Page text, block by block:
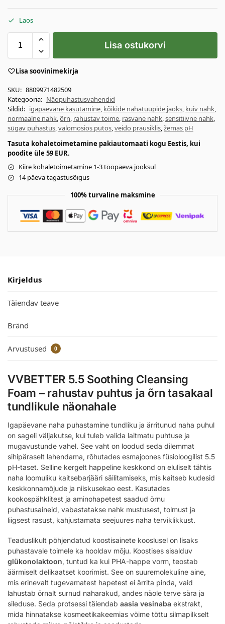
Laos
Lisa ostukorvi
Lisa soovinimekirja
SKU: 8809971482509
Kategooria: Näopuhastusvahendid
Sildid: igapäevane kasutamine, kõikide nahatüüpide jaoks, kuiv nahk,
normaalne nahk,õrn, rahustav toime, rasvane nahk,sensitiivne nahk,
sügav puhastus,valomosios putos,veido prausiklis,žemas pH
Tasuta kohaletoimetamine pakiautomaati kogu Eestis, kui
poodite üle 59 EUR.
Kiire kohaletoimetamine 1-3 tööpäeva jooksul
14 päeva tagastusõigus
100% turvaline maksmine
Kirjeldus
Täiendav teave
Bränd
Arvustused 0
VVBETTER 5.5 Soothing Cleansing
Foam – rahustav puhtus ja õrn tasakaal
tundlikule näonahale
Igapäevane naha puhastamine tundliku ja ärritunud naha puhul
on sageli väljakutse, kui tuleb valida laitmatu puhtuse ja
mugavustunde vahel. See vaht on loodud seda dilemmat
sihipäraselt lahendama, rõhutades esmajoones füsioloogilist 5.5
pH-taset. Selline kergelt happeline keskkond on eluliselt tähtis
naha loomuliku kaitsebarjääri säilitamiseks, mis kaitseb kudesid
keskkonnamõjude ja niiskusekao eest. Kasutades
kookospähklitest ja aminohapetest saadud õrnu
puhastusaineid, vabastatakse nahk mustusest, tolmust ja
liigsest rasust, kahjustamata seejuures naha terviklikkust.
Teaduslikult põhjendatud koostisainete kooslusel on lisaks
puhastavale toimele ka hooldav mõju. Koostises sisalduv
glükonolaktoon, tuntud ka kui PHA-happe vorm, teostab
äärmiselt delikaatset koorimist. See on suuremolekuline aine,
mis erinevalt tugevamatest hapetest ei ärrita pinda, vaid
lahustab õrnalt surnud naharakud, andes näole terve sära ja
sileduse. Seda protsessi täiendab aasia vesinaba ekstrakt,
mida hinnatakse kosmeetikakeemias võime tõttu silmapilkselt